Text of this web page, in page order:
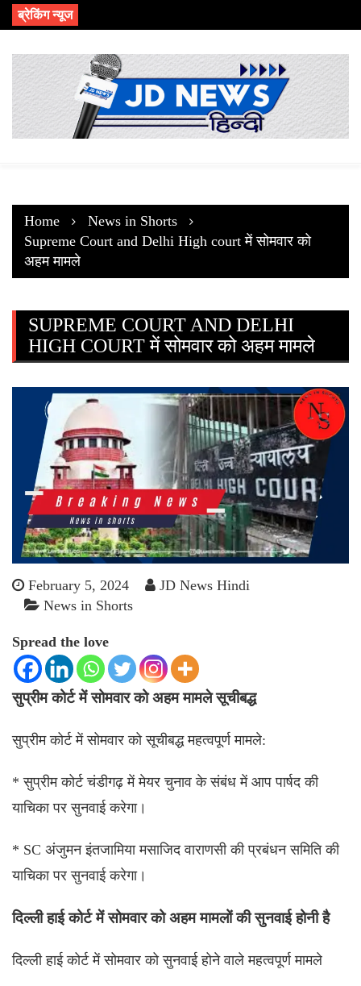
Skip
to
ब्रेकिंग न्यूज
Home
News in Shorts
Supreme Court and Delhi High court में सोमवार को
अहम मामले
SUPREME COURT AND DELHI
HIGH COURT में सोमवार को अहम मामले
February 5, 2024
JD News Hindi
News in Shorts
Spread the love
सुप्रीम कोर्ट में सोमवार को अहम मामले सूचीबद्ध
सुप्रीम कोर्ट में सोमवार को सूचीबद्ध महत्वपूर्ण मामले:
* सुप्रीम कोर्ट चंडीगढ़ में मेयर चुनाव के संबंध में आप पार्षद की
याचिका पर सुनवाई करेगा।
* SC अंजुमन इंतजामिया मसाजिद वाराणसी की प्रबंधन समिति की
याचिका पर सुनवाई करेगा।
दिल्ली हाई कोर्ट में सोमवार को अहम मामलों की सुनवाई होनी है
दिल्ली हाई कोर्ट में सोमवार को सुनवाई होने वाले महत्वपूर्ण मामले